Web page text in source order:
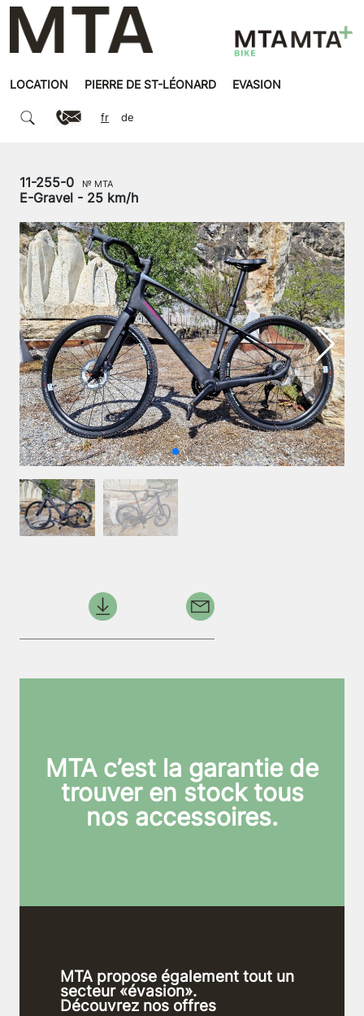
LOCATION PIERRE DE ST-LÉONARD EVASION
fr de
11-255-0 № MTA
E-Gravel - 25 km/h
MTA c’est la garantie de
trouver en stock tous
nos accessoires.
MTA propose également tout un
secteur «évasion».
Découvrez nos offres